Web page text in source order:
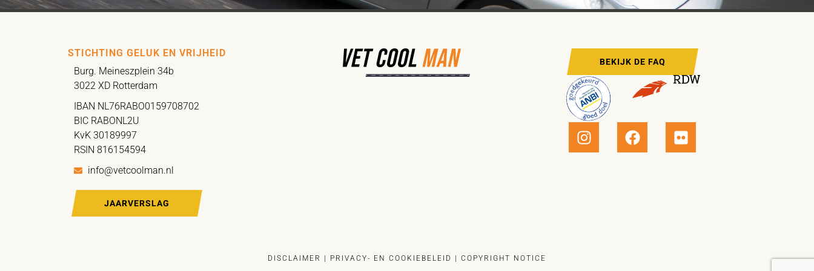
STICHTING GELUK EN VRIJHEID
Burg. Meineszplein 34b
3022 XD Rotterdam
IBAN NL76RABO0159708702
BIC RABONL2U
KvK 30189997
RSIN 816154594
info@vetcoolman.nl
JAARVERSLAG
BEKIJK DE FAQ
DISCLAIMER PRIVACY- EN COOKIEBELEID COPYRIGHT NOTICE